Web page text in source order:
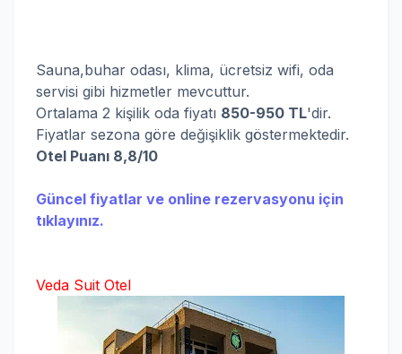
Sauna,buhar odası, klima, ücretsiz wifi, oda
servisi gibi hizmetler mevcuttur.
Ortalama 2 kişilik oda fiyatı 850-950 TL'dir.
Fiyatlar sezona göre değişiklik göstermektedir.
Otel Puanı 8,8/10
Güncel fiyatlar ve online rezervasyonu için
tıklayınız.
Veda Suit Otel